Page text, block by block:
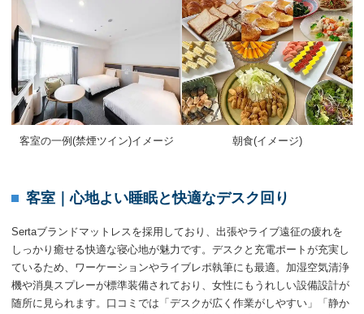
客室の一例(禁煙ツイン)イメージ 朝食(イメージ)
客室｜心地よい睡眠と快適なデスク回り
Sertaブランドマットレスを採用しており、出張やライブ遠征の疲れを
しっかり癒せる快適な寝心地が魅力です。デスクと充電ポートが充実し
ているため、ワーケーションやライブレポ執筆にも最適。加湿空気清浄
機や消臭スプレーが標準装備されており、女性にもうれしい設備設計が
随所に見られます。口コミでは「デスクが広く作業がしやすい」「静か